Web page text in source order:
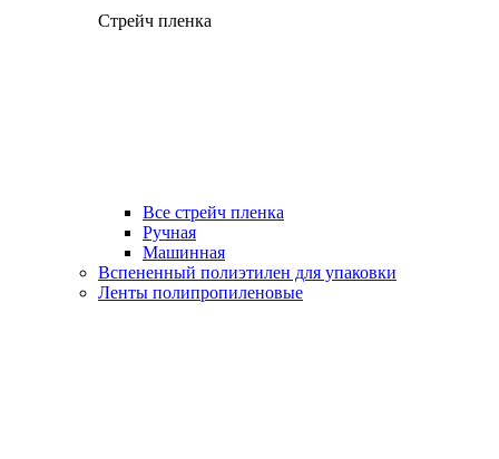
Стрейч пленка
Все стрейч пленка
Ручная
Машинная
Вспененный полиэтилен для упаковки
Ленты полипропиленовые